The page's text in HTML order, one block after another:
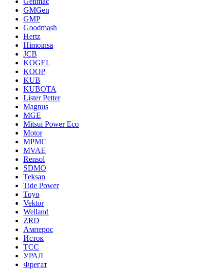
GMGen
GMP
Goodmash
Hertz
Himoinsa
JCB
KOGEL
KOOP
KUB
KUBOTA
Lister Petter
Magnus
MGE
Mitsui Power Eco
Motor
MPMC
MVAE
Rensol
SDMO
Teksan
Tide Power
Toyo
Vektor
Welland
ZRD
Амперос
Исток
ТСС
УРАЛ
Фрегат